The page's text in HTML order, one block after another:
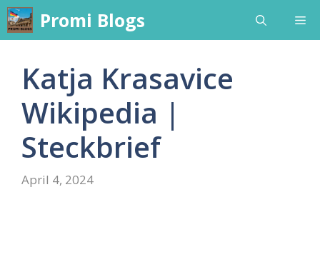
Skip
to
content
Promi Blogs
Katja Krasavice
Wikipedia |
Steckbrief
April 4, 2024